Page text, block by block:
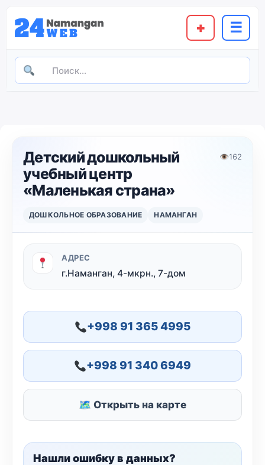
+ ☰
Детский дошкольный
учебный центр
«Маленькая страна»
👁162
ДОШКОЛЬНОЕ ОБРАЗОВАНИЕ НАМАНГАН
АДРЕС
г.Наманган, 4-мкрн., 7-дом
+998 91 365 4995
+998 91 340 6949
🗺 Открыть на карте
Нашли ошибку в данных?